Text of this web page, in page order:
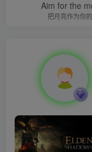
Aim for the
把月亮作为你